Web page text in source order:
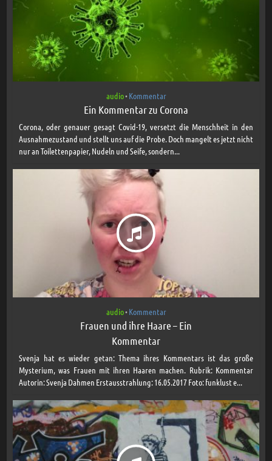
audio• Kommentar
Ein Kommentar zu Corona
Corona, oder genauer gesagt Covid-19, versetzt die Menschheit in den
Ausnahmezustand und stellt uns auf die Probe. Doch mangelt es jetzt nicht
nur an Toilettenpapier, Nudeln und Seife, sondern...
audio• Kommentar
Frauen und ihre Haare – Ein
Kommentar
Svenja hat es wieder getan: Thema ihres Kommentars ist das große
Mysterium, was Frauen mit ihren Haaren machen. Rubrik: Kommentar
Autorin: Svenja Dahmen Erstausstrahlung: 16.05.2017 Foto: funklust e...